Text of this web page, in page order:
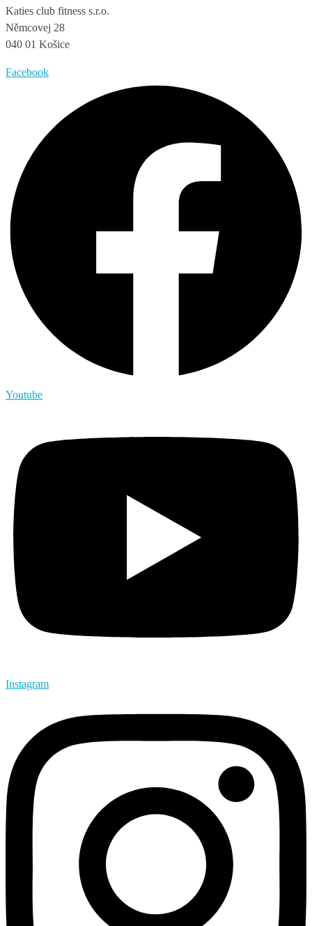
Katies club fitness s.r.o.
Němcovej 28
040 01 Košice
Facebook
Youtube
Instagram